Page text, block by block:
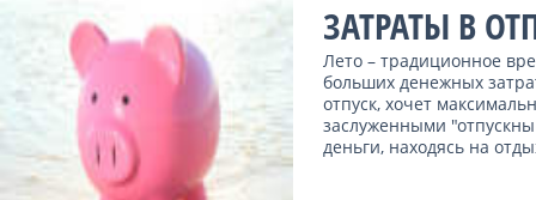
ЗАТРАТЫ В
Лето – традиционное
больших денежных
отпуск, хочет
заслуженными
деньги, находясь на